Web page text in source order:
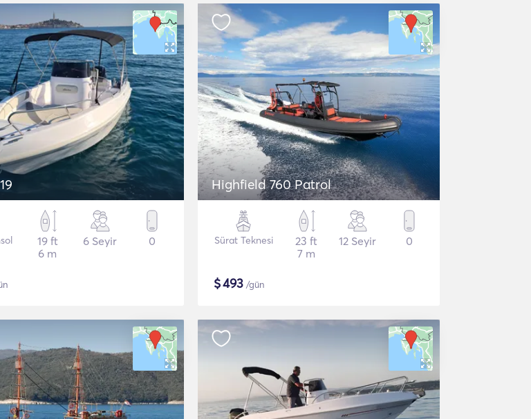
19 ft
6 m
6 Seyir 0
Highfield 760 Patrol
Sürat Teknesi
23 ft
7 m
12 Seyir 0
$493 /gün